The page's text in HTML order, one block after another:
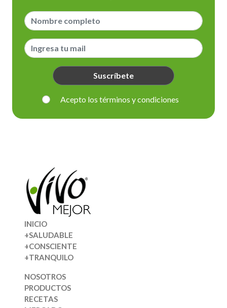
Suscríbete
Acepto los términos y condiciones
INICIO
+SALUDABLE
+CONSCIENTE
+TRANQUILO
NOSOTROS
PRODUCTOS
RECETAS